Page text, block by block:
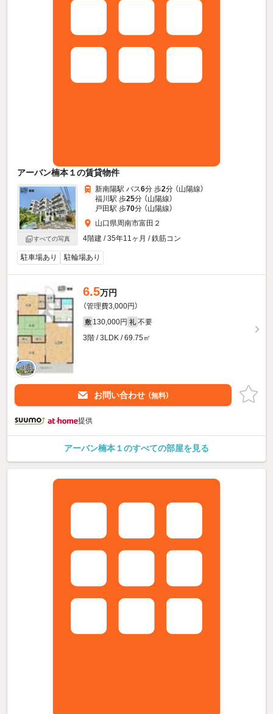
アーバン楠本１の賃貸物件
すべての写真
新南陽駅 バス6分 歩2分 （山陽線）
福川駅 歩25分 （山陽線）
戸田駅 歩70分 （山陽線）
山口県周南市富田２
4階建 / 35年11ヶ月 / 鉄筋コン
駐車場あり 駐輪場あり
6.5万円
（管理費3,000円）
敷 130,000円 礼 不要
3階 / 3LDK / 69.75㎡
お問い合わせ （無料）
提供
アーバン楠本１のすべての部屋を見る